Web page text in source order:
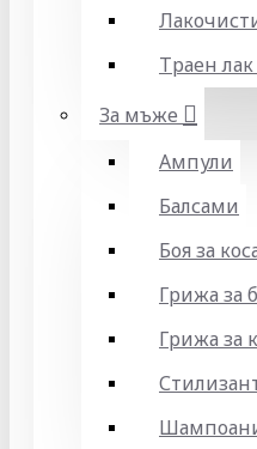
Траен
За мъже
Ампули
Балсами
Боя за
Грижа за
Грижа за